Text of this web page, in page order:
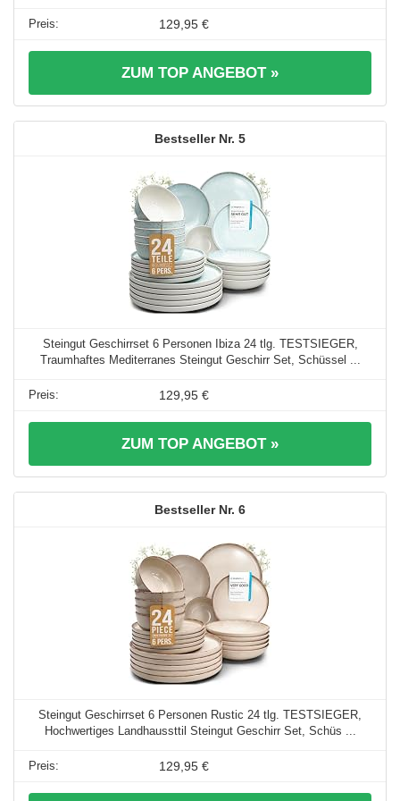
129,95 €
ZUM TOP ANGEBOT »
5
Steingut Geschirrset 6 Personen Ibiza 24 tlg. TESTSIEGER,
Traumhaftes Mediterranes Steingut Geschirr Set, Schüssel ...
129,95 €
ZUM TOP ANGEBOT »
6
Steingut Geschirrset 6 Personen Rustic 24 tlg. TESTSIEGER,
Hochwertiges Landhaussttil Steingut Geschirr Set, Schüs ...
129,95 €